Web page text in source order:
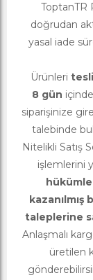
ToptanTR
doğrudan
yasal iade
Ürünleri
8 gün
siparişinize
talebinde
Nitelikli Satış
işlemlerini
kazanılmış
taleplerine
Anlaşmalı
üretilen